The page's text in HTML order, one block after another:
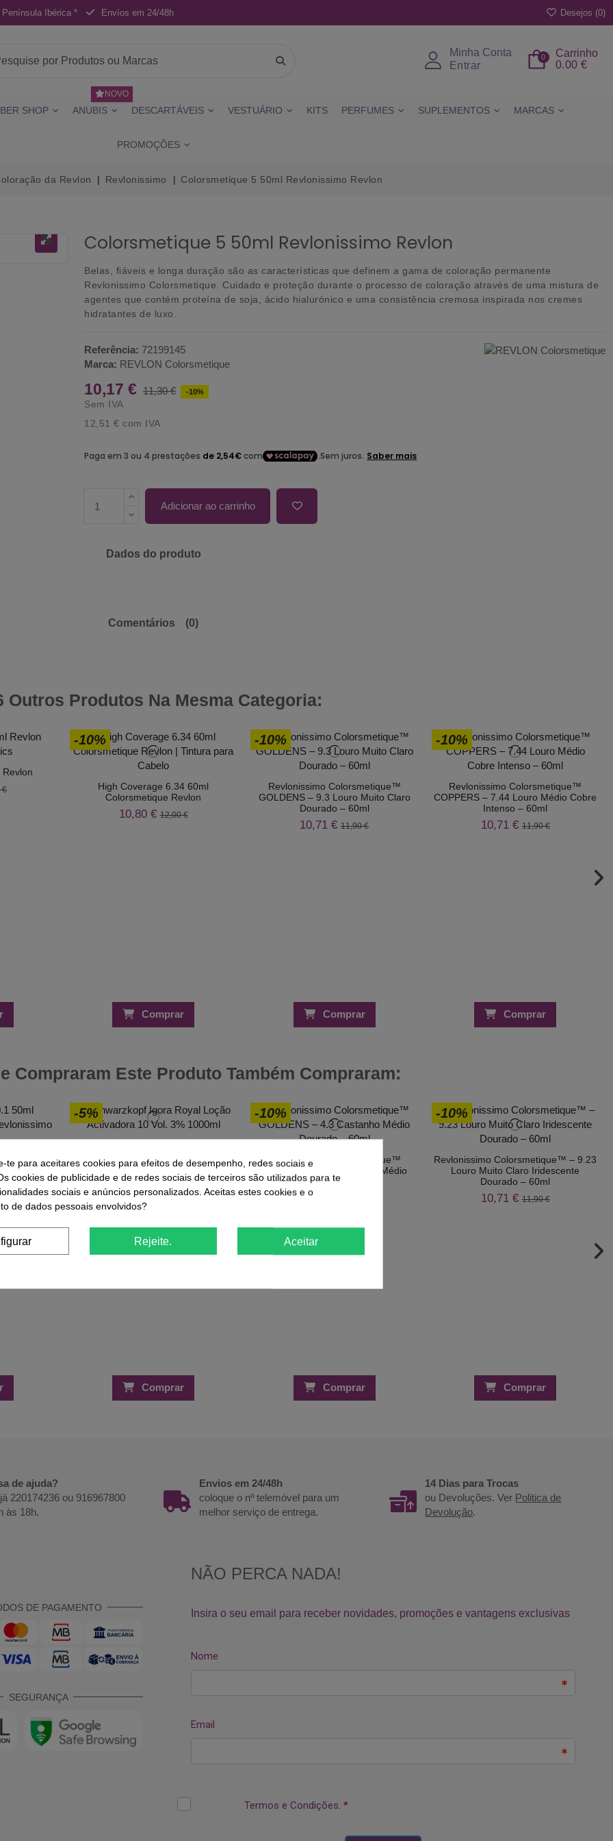
Ibérica * Envíos em 24/48h Desejos (0)
Minha Conta
Entrar
Carrinho
0
0.00 €
SHOP ANUBIS
NOVO
DESCARTÁVEIS VESTUÁRIO KITS PERFUMES SUPLEMENTOS MARCAS
PROMOÇÕES
da Revlon Revlonissimo Colorsmetique 5 50ml Revlonissimo Revlon
Colorsmetique 5 50ml Revlonissimo Revlon
Belas, fiáveis e longa duração são as características que definem a gama de coloração permanente
Revlonissimo Colorsmetique. Cuidado e proteção durante o processo de coloração através de uma mistura de
agentes que contém proteína de soja, ácido hialurónico e uma consistência cremosa inspirada nos cremes
hidratantes de luxo.
Referência: 72199145
Marca: REVLON Colorsmetique
10,17 € 11,30 € -10%
Sem IVA
12,51 € com IVA
Adicionar ao carrinho
Dados do produto
Comentários
(0)
Outros Produtos Na Mesma Categoria:
€
-10%
High Coverage 6.34 60ml
Colorsmetique Revlon
10,80 €12,00 €
Comprar
-10%
Revlonissimo Colorsmetique™
GOLDENS – 9.3 Louro Muito Claro
Dourado – 60ml
10,71 €11,90 €
Comprar
-10%
Revlonissimo Colorsmetique™
COPPERS – 7.44 Louro Médio Cobre
Intenso – 60ml
10,71 €11,90 €
Comprar
Compraram Este Produto Também Compraram:
-5%
12,35 € 13,00 €
Comprar
-10%
Revlonissimo Colorsmetique™
GOLDENS – 4.3 Castanho Médio
Dourado – 60ml
10,71 €
Comprar
-10%
Revlonissimo Colorsmetique™ – 9.23
Louro Muito Claro Iridescente
Dourado – 60ml
10,71 €11,90 €
Comprar
de ajuda?
220174236 ou 916967800
às 18h.
Envios em 24/48h
coloque o nº telemóvel para um
melhor serviço de entrega.
14 Dias para Trocas
ou Devoluções. Ver Politica de
Devolução.
DE PAGAMENTO
SEGURANÇA
te para aceitares cookies para efeitos de desempenho, redes sociais e
cookies de publicidade e de redes sociais de terceiros são utilizados para te
sociais e anúncios personalizados. Aceitas estes cookies e o
de dados pessoais envolvidos?
Rejeite. Aceitar